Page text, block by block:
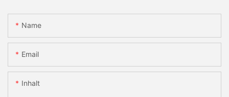
Name
Email
Inhalt